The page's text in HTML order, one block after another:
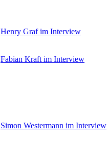
Henry Graf im Interview
Fabian Kraft im Interview
Simon Westermann im Interview